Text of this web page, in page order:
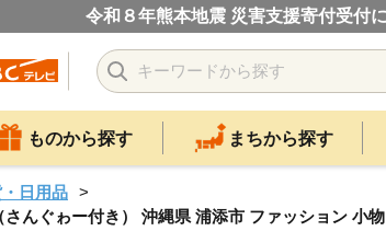
令和８年熊本地震 災害支援寄付受付
ものから探す まちから探す
日用品
んぐゎー付き） 沖縄県 浦添市 ファッション 小